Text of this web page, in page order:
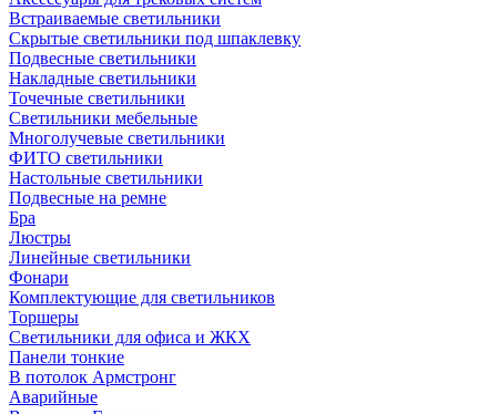
Встраиваемые светильники
Скрытые светильники под шпаклевку
Подвесные светильники
Накладные светильники
Точечные светильники
Светильники мебельные
Многолучевые светильники
ФИТО светильники
Настольные светильники
Подвесные на ремне
Бра
Люстры
Линейные светильники
Фонари
Комплектующие для светильников
Торшеры
Светильники для офиса и ЖКХ
Панели тонкие
В потолок Армстронг
Аварийные